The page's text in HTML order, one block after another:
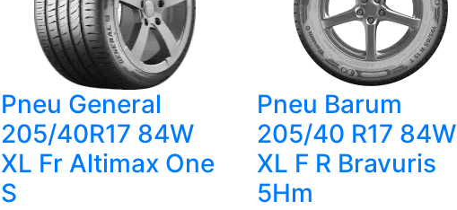
Pneu General
205/40R17 84W
XL Fr Altimax One
S
Pneu Barum
205/40 R17 84W
XL F R Bravuris
5Hm